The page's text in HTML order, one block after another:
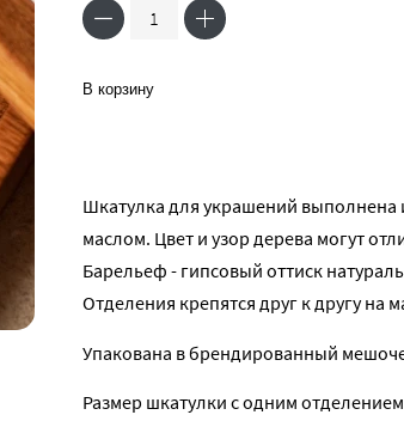
В корзину
Шкатулка для украшений выполнена
маслом. Цвет и узор дерева могут
Барельеф - гипсовый оттиск
Отделения крепятся друг к другу на
Упакована в брендированный
Размер шкатулки с одним отделением